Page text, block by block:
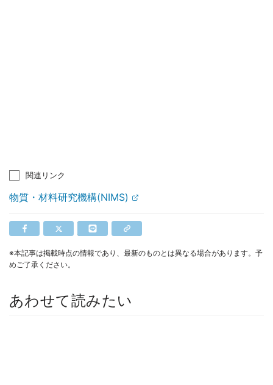
関連リンク
物質・材料研究機構(NIMS)
※本記事は掲載時点の情報であり、最新のものとは異なる場合があります。予
めご了承ください。
あわせて読みたい